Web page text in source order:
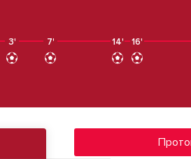
3' 7' 14' 16'